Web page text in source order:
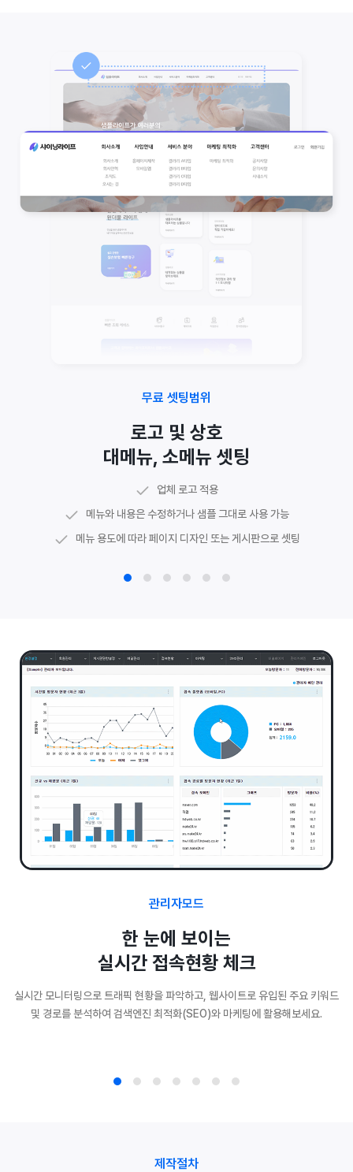
무료 셋팅범위
로고 및 상호
대메뉴, 소메뉴 셋팅
업체 로고 적용
메뉴와 내용은 수정하거나 샘플 그대로 사용 가능
메뉴 용도에 따라 페이지 디자인 또는 게시판으로 셋팅
메인 배너 이미지 수정 가능
메인 구성 이미지, 아이콘 등 수정 가능
메뉴로 이동하는 링크 및 공지사항 등 게시판 최신글 연동
관리자 페이지에서 하단 정보 직접 수정 가능
담당 디자이너가 웹수집에 최적화된 코딩 페이지로 셋팅
시설안내, 포트폴리오 등
갤러리 게시판
유튜브 경로를 활용한
관리자모드
한 눈에 보이는
실시간 접속현황 체크
실시간 모니터링으로 트래픽 현황을 파악하고, 웹사이트로 유입된 주요 키워드
및 경로를 분석하여 검색엔진 최적화(SEO)와 마케팅에 활용해보세요.
제작절차